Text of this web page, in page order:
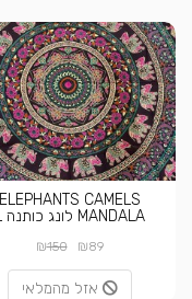
ELEPHANTS CAMELS
MANDALA לונג כותנה L
₪89
₪150
אזל מהמלאי